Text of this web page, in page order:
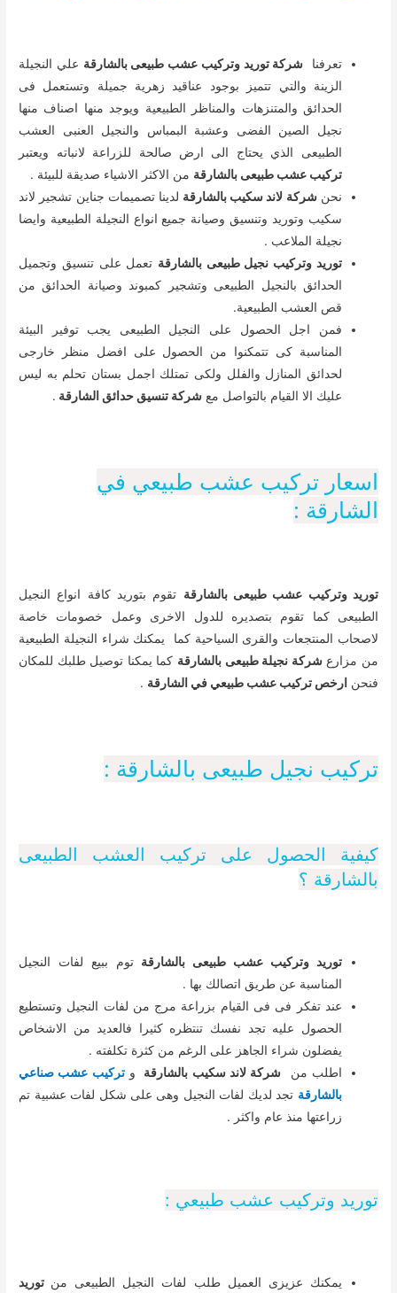
تعرفنا شركة توريد وتركيب عشب طبيعى بالشارقة علي النجيلة
الزينة والتي تتميز بوجود عناقيد زهرية جميلة وتستعمل فى
الحدائق والمتنزهات والمناظر الطبيعية ويوجد منها اصناف منها
نجيل الصين الفضى وعشبة البمباس والنجيل العنبى العشب
الطبيعى الذي يحتاج الى ارض صالحة للزراعة لانباته ويعتبر
تركيب عشب طبيعى بالشارقة من الاكثر الاشياء صديقة للبيئة .
نحنشركة لاند سكيب بالشارقة لدينا تصميمات جناين تشجير لاند
سكيب وتوريد وتنسيق وصيانة جميع انواع النجيلة الطبيعية وايضا
نجيلة الملاعب .
توريد وتركيب نجيل طبيعى بالشارقة تعمل على تنسيق وتجميل
الحدائق بالنجيل الطبيعى وتشجير كمبوند وصيانة الحدائق من
قص العشب الطبيعية.
فمن اجل الحصول على النجيل الطبيعى يجب توفير البيئة
المناسبة كى تتمكنوا من الحصول على افضل منظر خارجى
لحدائق المنازل والفلل ولكى تمتلك اجمل بستان تحلم به ليس
عليك الا القيام بالتواصل معشركة تنسيق حدائق الشارقة .
اسعار تركيب عشب طبيعي في
الشارقة :
توريد وتركيب عشب طبيعى بالشارقة تقوم بتوريد كافة انواع النجيل
الطبيعى كما تقوم بتصديره للدول الاخرى وعمل خصومات خاصة
لاصحاب المنتجعات والقرى السياحية كما يمكنك شراء النجيلة الطبيعية
من مزارعشركة نجيلة طبيعى بالشارقة كما يمكنا توصيل طلبك للمكان
فنحن ارخص تركيب عشب طبيعي في الشارقة .
تركيب نجيل طبيعى بالشارقة :
كيفية الحصول على تركيب العشب الطبيعى
بالشارقة ؟
توريد وتركيب عشب طبيعى بالشارقة توم ببيع لفات النجيل
المناسبة عن طريق اتصالك بها .
عند تفكر فى فى القيام بزراعة مرج من لفات النجيل وتستطيع
الحصول عليه تجد نفسك تنتظره كثيرا فالعديد من الاشخاص
يفضلون شراء الجاهز على الرغم من كثرة تكلفته .
اطلب من شركة لاند سكيب بالشارقة وتركيب عشب صناعي
بالشارقة تجد لديك لفات النجيل وهى على شكل لفات عشبية تم
زراعتها منذ عام واكثر .
توريد وتركيب عشب طبيعي :
يمكنك عزيزى العميل طلب لفات النجيل الطبيعى من توريد